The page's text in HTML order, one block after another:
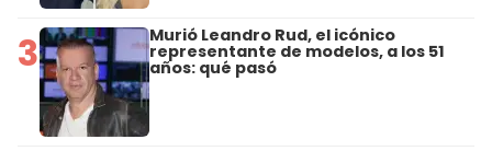
3 Murió Leandro Rud, el icónico
representante de modelos, a los 51
años: qué pasó